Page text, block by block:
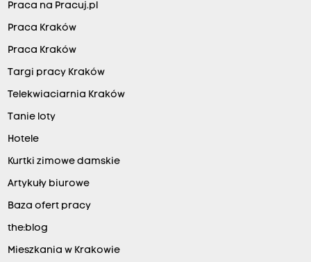
Praca na Pracuj.pl
Praca Kraków
Praca Kraków
Targi pracy Kraków
Telekwiaciarnia Kraków
Tanie loty
Hotele
Kurtki zimowe damskie
Artykuły biurowe
Baza ofert pracy
the:blog
Mieszkania w Krakowie